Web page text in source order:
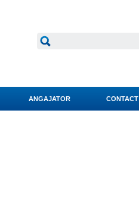
ANGAJATOR CONTACT